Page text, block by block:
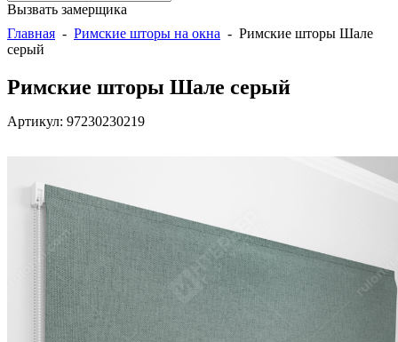
Вызвать замерщика
Главная - Римские шторы на окна - Римские шторы Шале
серый
Римские шторы Шале серый
Артикул: 97230230219